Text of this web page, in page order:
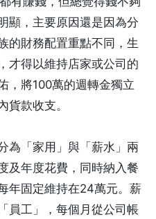
顯，主要原因還是因為分
的財務配置重點不同，生
才得以維持店家或公司的
，將100萬的週轉金獨立
貨款收支。
為「家用」與「薪水」兩
及年度花費，同時納入餐
年固定維持在24萬元。薪
員工」，每個月從公司帳